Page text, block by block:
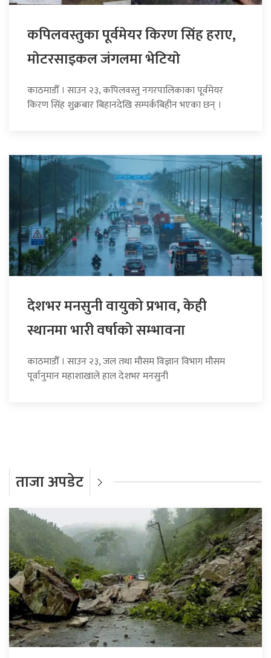
कपिलवस्तुका पूर्वमेयर किरण सिंह हराए,
माेटरसाइकल जंगलमा भेटियाे
काठमाडौँ । साउन २३, कपिलवस्तु नगरपालिकाका पूर्वमेयर
किरण सिंह शुक्रबार बिहानदेखि सम्पर्कबिहीन भएका छन् ।
देशभर मनसुनी वायुको प्रभाव, केही
स्थानमा भारी वर्षाको सम्भावना
काठमाडौँ । साउन २३, जल तथा मौसम विज्ञान विभाग मौसम
पूर्वानुमान महाशाखाले हाल देशभर मनसुनी
ताजा अपडेट